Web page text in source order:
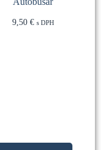
9,50 € s DPH